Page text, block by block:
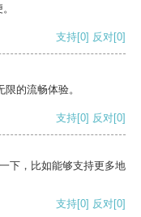
支持[0] 反对[0]
的流畅体验。
支持[0] 反对[0]
下，比如能够支持更多地
支持[0] 反对[0]